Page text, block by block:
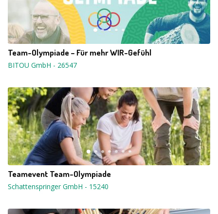
Team-Olympiade – Für mehr WIR-Gefühl
BITOU GmbH - 26547
Teamevent Team-Olympiade
Schattenspringer GmbH - 15240